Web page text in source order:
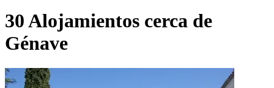
30 Alojamientos cerca de
Génave